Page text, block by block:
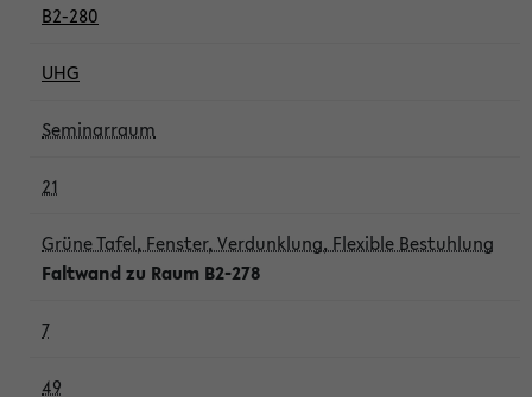
B2-280
UHG
Seminarraum
21
Grüne Tafel, Fenster, Verdunklung, Flexible Bestuhlung
Faltwand zu Raum B2-278
7
49